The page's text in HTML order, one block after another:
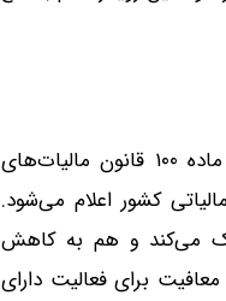
محمد برزگری، رئیس شورای عالی مالیاتی، در این نشست با اشاره به اهمیت تبصره ماده ۱۰۰ قانون مالیات‌های
امور مالیاتی کشور اعلام می‌شود.
می‌کند و هم به کاهش
ماده ۱۰۰ امسال، امکان اعمال معافیت برای فعالیت دارای